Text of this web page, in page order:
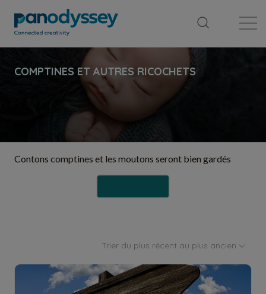
Contons comptines et les moutons seront bien gardés
Trier du plus récent au plus ancien